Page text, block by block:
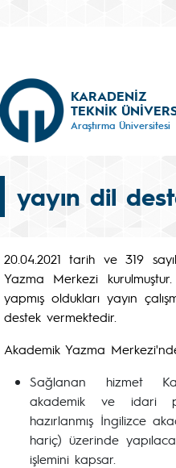
KARADENİZ
TEKNİK
Araştırma Üniversitesi
yayın dil
20.04.2021 tarih ve 319
Yazma Merkezi
yapmış oldukları yayın
destek vermektedir.
Akademik Yazma
Sağlanan hizmet
akademik ve idari
hazırlanmış İngilizce
hariç) üzerinde
işlemini kapsar.